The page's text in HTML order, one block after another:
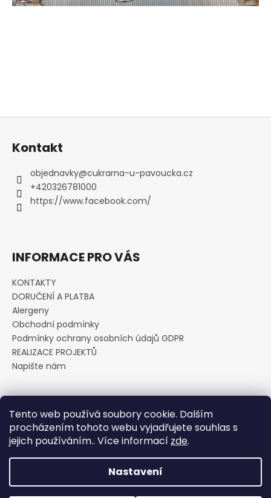
Tento web používá soubory cookie. Dalším
procházením tohoto webu vyjadřujete souhlas s
jejich používáním.. Více informací zde.
Nastavení
Kontakt
objednavky@cukrarna-u-pavoucka.cz
+420326781000
https://www.facebook.com/
INFORMACE PRO VÁS
KONTAKTY
DORUČENÍ A PLATBA
Alergeny
Obchodní podmínky
Podmínky ochrany osobních údajů GDPR
REALIZACE PROJEKTŮ
Napište nám
Přijímáme online platby